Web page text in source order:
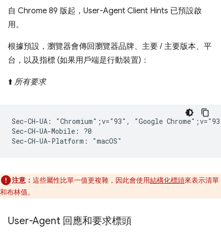
自 Chrome 89 版起，User-Agent Client Hints 已預設啟
用。
根據預設，瀏覽器會傳回瀏覽器品牌、主要 / 主要版本、平
台，以及指標 (如果用戶端是行動裝置)：
⬆️ 所有要求
Sec-CH-UA: "Chromium";v="93", "Google
Sec-CH-UA-Mobile: ?0
注意： 這些屬性比單一值更複雜，因此會使用結構化標頭來表示清單
和布林值。
User-Agent 回應和要求標頭